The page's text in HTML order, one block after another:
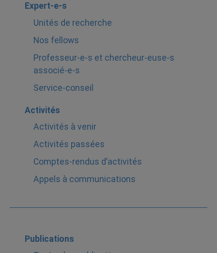
Expert-e-s
Unités de recherche
Nos fellows
Professeur-e-s et chercheur-euse-s
associé-e-s
Service-conseil
Activités
Activités à venir
Activités passées
Comptes-rendus d’activités
Appels à communications
Publications